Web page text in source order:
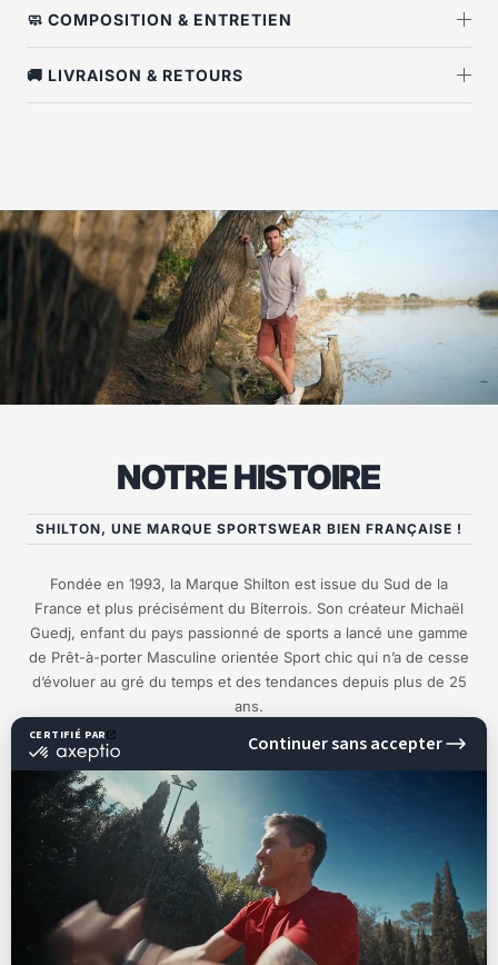
🧼 COMPOSITION & ENTRETIEN
🚚 LIVRAISON & RETOURS
NOTRE HISTOIRE
SHILTON, UNE MARQUE SPORTSWEAR BIEN FRANÇAISE !
Fondée en 1993, la Marque Shilton est issue du Sud de la
France et plus précisément du Biterrois. Son créateur Michaël
Guedj, enfant du pays passionné de sports a lancé une gamme
de Prêt-à-porter Masculine orientée Sport chic qui n’a de cesse
d’évoluer au gré du temps et des tendances depuis plus de 25
ans.
EN SAVOIR PLUS